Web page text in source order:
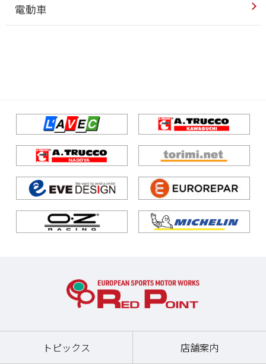
電動車
トピックス 店舗案内